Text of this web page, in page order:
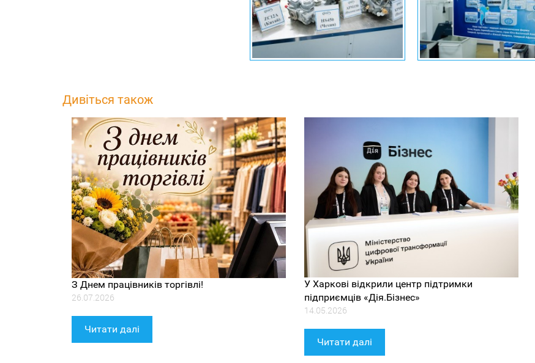
Дивіться також
З Днем працівників торгівлі!
26.07.2026
Читати далі
У Харкові відкрили центр підтримки
підприємців «Дія.Бізнес»
14.05.2026
Читати далі